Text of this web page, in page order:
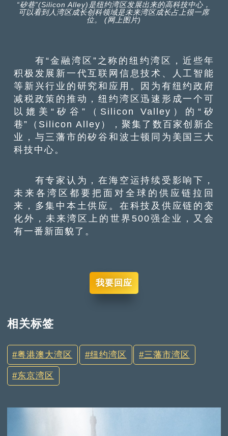
“矽巷”(Silicon Alley)是纽约湾区发展出来的高科技中心，
可以看到人湾区成长创科领域是未来湾区成长占上很一席
位。 (网上图片)
有“金融湾区”之称的纽约湾区，近些年
积极发展新一代互联网信息技术、人工智能
等新兴行业的研究和应用。因为有纽约政府
减税政策的推动，纽约湾区迅速形成一个可
以媲美“矽谷”（Silicon Valley）的“矽
巷”（Silicon Alley），聚集了数百家创新企
业，与三藩市的矽谷和波士顿同为美国三大
科技中心。
有专家认为，在海空运持续受影响下，
未来各湾区都要把面对全球的供应链拉回
来，多集中本土供应。在科技及供应链的变
化外，未来湾区上的世界500强企业，又会
有一番新面貌了。
我要回应
相关标签
粤港澳大湾区 纽约湾区 三藩市湾区
东京湾区